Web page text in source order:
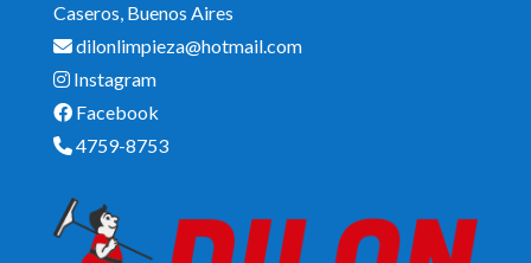
Caseros, Buenos Aires
dilonlimpieza@hotmail.com
Instagram
Facebook
4759-8753